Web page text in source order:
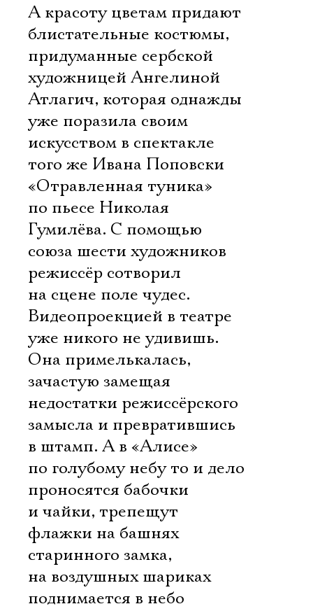
А красоту цветам придают
блистательные костюмы,
придуманные сербской
художницей Ангелиной
Атлагич, которая однажды
уже поразила своим
искусством в спектакле
того же Ивана Поповски
«Отравленная туника»
по пьесе Николая
Гумилёва. С помощью
союза шести художников
режиссёр сотворил
на сцене поле чудес.
Видеопроекцией в театре
уже никого не удивишь.
Она примелькалась,
зачастую замещая
недостатки режиссёрского
замысла и превратившись
в штамп. А в «Алисе»
по голубому небу то и дело
проносятся бабочки
и чайки, трепещут
флажки на башнях
старинного замка,
на воздушных шариках
поднимается в небо